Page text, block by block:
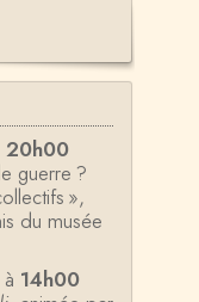
20h00
guerre ?
»,
du musée
à 14h00